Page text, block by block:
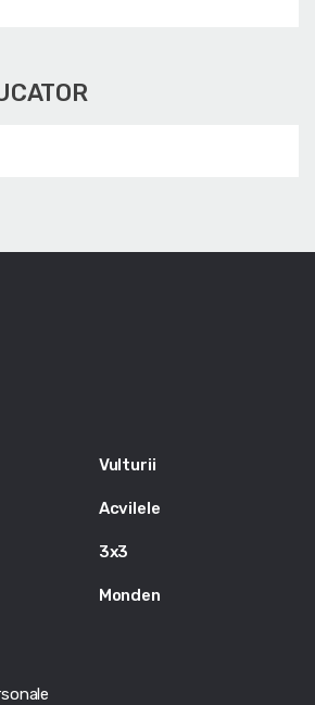
Vulturii
Acvilele
3x3
Monden